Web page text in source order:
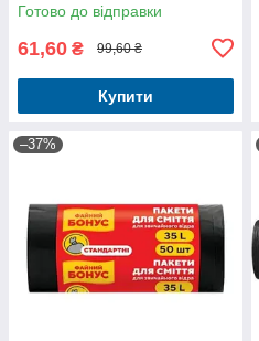
Готово до відправки
61,60 ₴ 99,60 ₴
Купити
–37%